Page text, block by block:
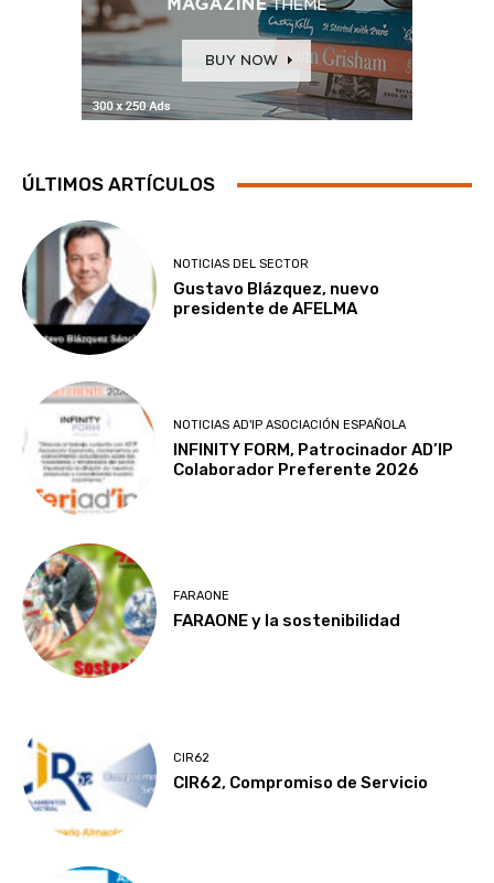
ÚLTIMOS ARTÍCULOS
NOTICIAS DEL SECTOR
Gustavo Blázquez, nuevo
presidente de AFELMA
NOTICIAS AD'IP ASOCIACIÓN ESPAÑOLA
INFINITY FORM, Patrocinador AD’IP
Colaborador Preferente 2026
FARAONE
FARAONE y la sostenibilidad
CIR62
CIR62, Compromiso de Servicio